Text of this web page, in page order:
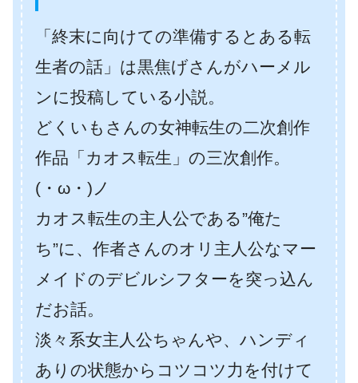
「終末に向けての準備するとある転
生者の話」は黒焦げさんがハーメル
ンに投稿している小説。
どくいもさんの女神転生の二次創作
作品「カオス転生」の三次創作。
(・ω・)ノ
カオス転生の主人公である”俺た
ち”に、作者さんのオリ主人公なマー
メイドのデビルシフターを突っ込ん
だお話。
淡々系女主人公ちゃんや、ハンディ
ありの状態からコツコツ力を付けて